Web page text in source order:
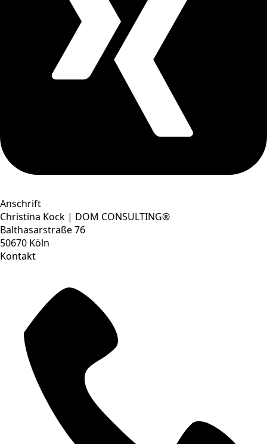
Anschrift
Christina Kock | DOM CONSULTING®
Balthasarstraße 76
50670 Köln
Kontakt